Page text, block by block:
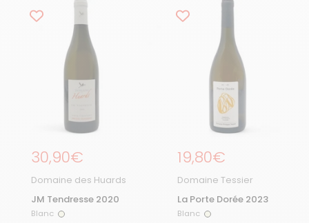
Prix régulier
30,90€
Domaine des Huards
JM Tendresse 2020
Blanc Blanc
Prix régulier
19,80€
Domaine Tessier
La Porte Dorée 2023
Blanc Blanc